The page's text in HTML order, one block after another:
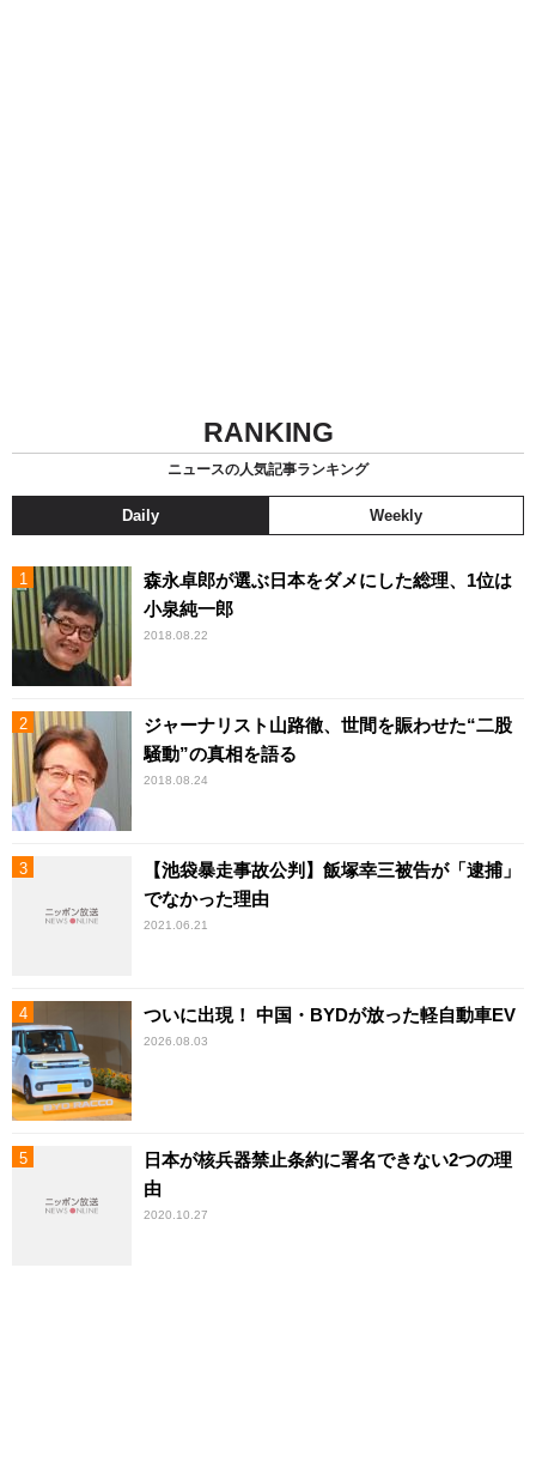
RANKING
ニュースの人気記事ランキング
Daily Weekly
森永卓郎が選ぶ日本をダメにした総理、1位は
小泉純一郎
2018.08.22
ジャーナリスト山路徹、世間を賑わせた“二股
騒動”の真相を語る
2018.08.24
【池袋暴走事故公判】飯塚幸三被告が「逮捕」
でなかった理由
2021.06.21
ついに出現！ 中国・BYDが放った軽自動車EV
2026.08.03
日本が核兵器禁止条約に署名できない2つの理
由
2020.10.27